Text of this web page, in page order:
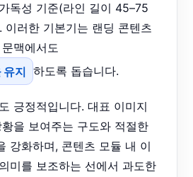
독성 기준(라인 길이 45–75
이러한 기본기는 랜딩 콘텐츠
맥에서도
유지 하도록 돕습니다.
긍정적입니다. 대표 이미지
을 보여주는 구도와 적절한
강화하며, 콘텐츠 모듈 내 이
미를 보조하는 선에서 과도한